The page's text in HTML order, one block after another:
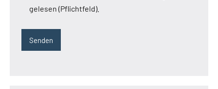
gelesen (Pflichtfeld).